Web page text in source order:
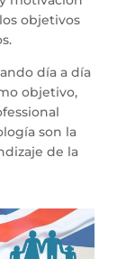
objetivos
día a día
objetivo,
son la
de la